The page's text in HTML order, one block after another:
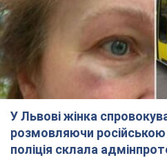
У Львові жінка
розмовляючи
поліція склала